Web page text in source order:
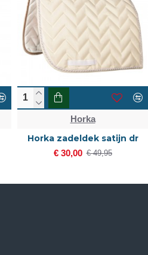
Horka
Horka zadeldek satijn dr
€ 30,00 € 49,95